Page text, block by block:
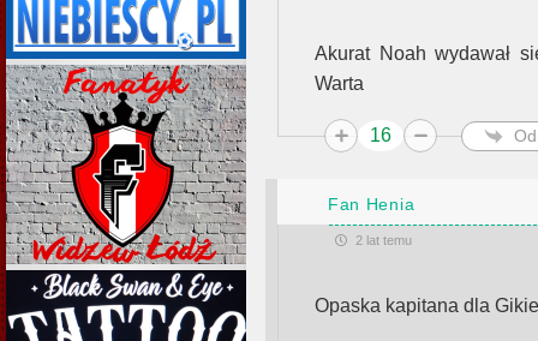
Akurat Noah wydawał
Warta
16
Fan Henia
2 lat temu
Opaska kapitana dla